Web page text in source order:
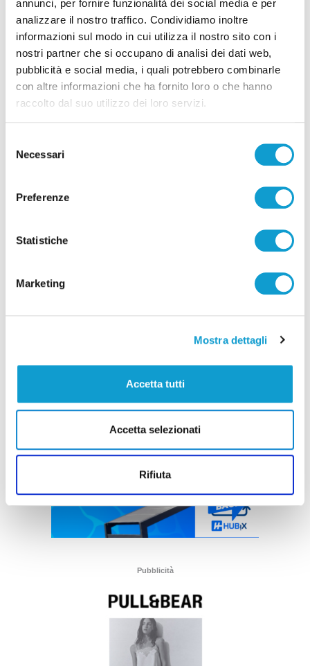
annunci, per fornire funzionalità dei social media e per
analizzare il nostro traffico. Condividiamo inoltre
informazioni sul modo in cui utilizza il nostro sito con i
nostri partner che si occupano di analisi dei dati web,
pubblicità e social media, i quali potrebbero combinarle
con altre informazioni che ha fornito loro o che hanno
raccolto dal suo utilizzo dei loro servizi.
delNecessari
Preferenze
Statistiche
Marketing
Mostra dettagli
Accetta tutti
Accetta selezionati
Rifiuta
Pubblicità